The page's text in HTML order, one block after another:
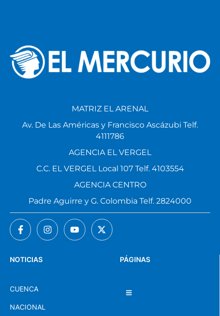
PÁGINAS
NOTICIAS
CUENCA
NACIONAL
MATRIZ EL ARENAL
Av. De Las Américas y Francisco Ascázubi Telf.
4111786
AGENCIA EL VERGEL
C.C. EL VERGEL Local 107 Telf. 4103554
AGENCIA CENTRO
Padre Aguirre y G. Colombia Telf. 2824000